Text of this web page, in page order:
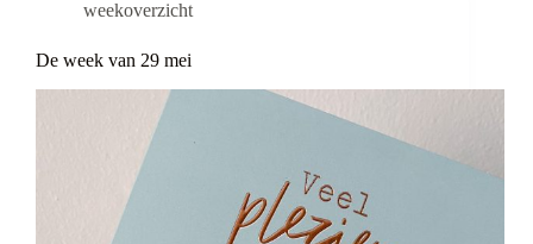
weekoverzicht
De week van 29 mei